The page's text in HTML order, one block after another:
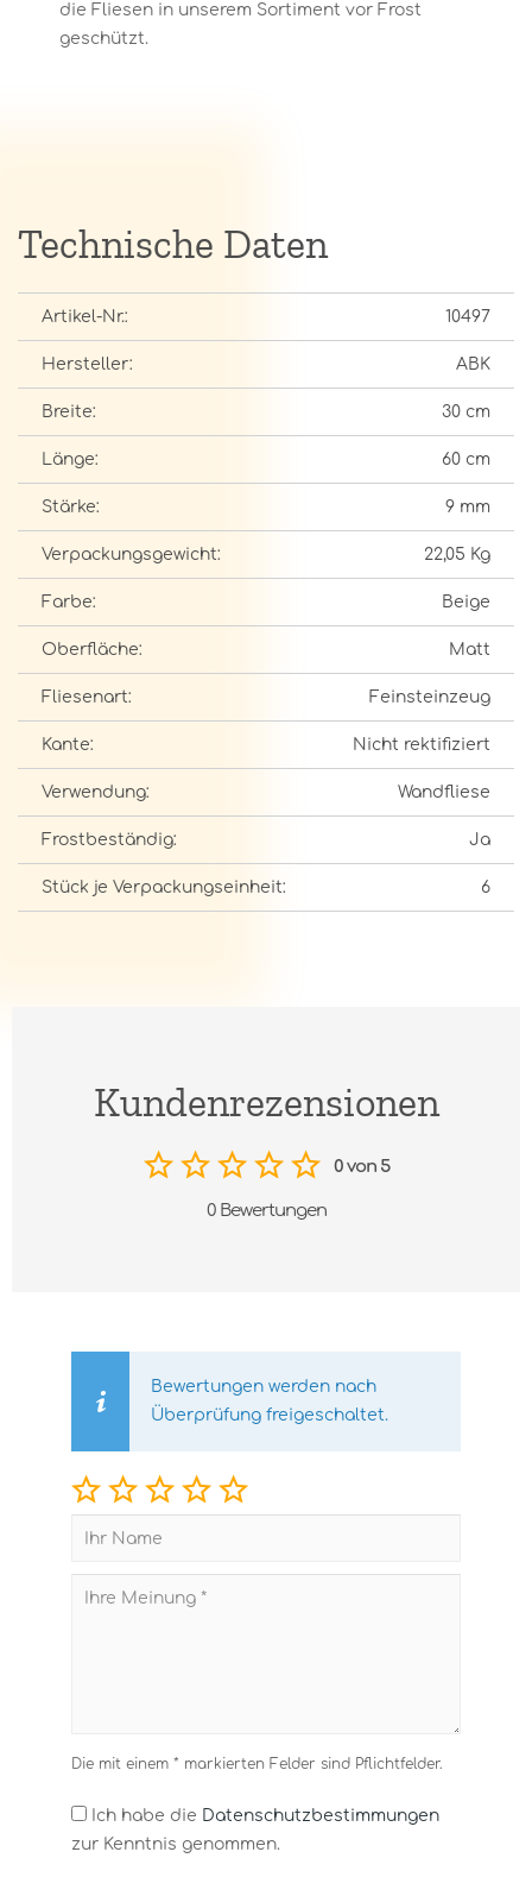
die Fliesen in unserem Sortiment vor Frost
geschützt.
Technische Daten
Artikel-Nr.: 10497
Hersteller: ABK
Breite: 30 cm
Länge: 60 cm
Stärke: 9 mm
Verpackungsgewicht: 22,05 Kg
Farbe: Beige
Oberfläche: Matt
Fliesenart: Feinsteinzeug
Kante: Nicht rektifiziert
Verwendung: Wandfliese
Frostbeständig: Ja
Stück je Verpackungseinheit: 6
Kundenrezensionen
0 von 5
0 Bewertungen
Bewertungen werden nach
Überprüfung freigeschaltet.
Die mit einem * markierten Felder sind Pflichtfelder.
Ich habe die Datenschutzbestimmungen
zur Kenntnis genommen.